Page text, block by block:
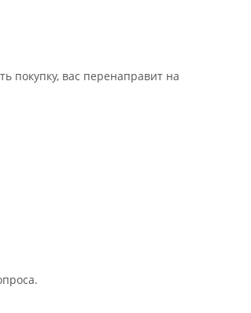
покупку, вас перенаправит на